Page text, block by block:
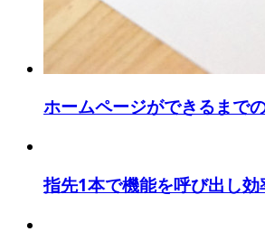
ホームページができるまで
指先1本で機能を呼び出し